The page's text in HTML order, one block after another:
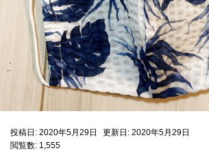
投稿日: 2020年5月29日
更新日: 2020年5月29日
閲覧数: 1,555